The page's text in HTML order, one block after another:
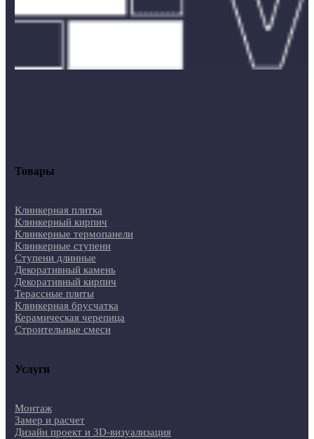
Товары
Клинкерная плитка
Клинкерный кирпич
Клинкерные термопанели
Клинкерные ступени
Ступени длинные
Декоративный камень
Декоративный кирпич
Терассные плиты
Клинкерная брусчатка
Керамическая черепица
Строительные смеси
Услуги
Монтаж
Замер и расчет
Дизайн проект и 3D-визуализация